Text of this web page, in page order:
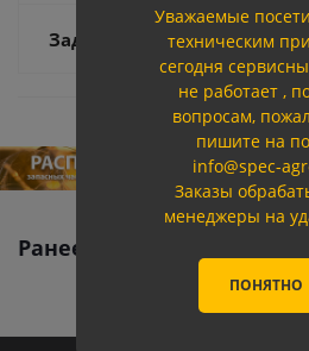
Задать вопрос
Ранее вы смотрели
Уважаемые
техническим
сегодня
не работает ,
вопросам,
пишите на
info@spec-
Заказы
менеджеры на
ПОНЯТНО